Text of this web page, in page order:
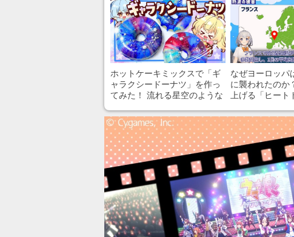
ホットケーキミックスで「ギ
ャラクシードーナツ」を作っ
てみた！ 流れる星空のような
なぜヨーロッパ
に襲われたのか
上げる「ヒー